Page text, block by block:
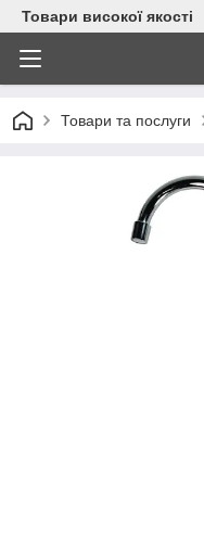
Товари високої якості
Товари та послуги